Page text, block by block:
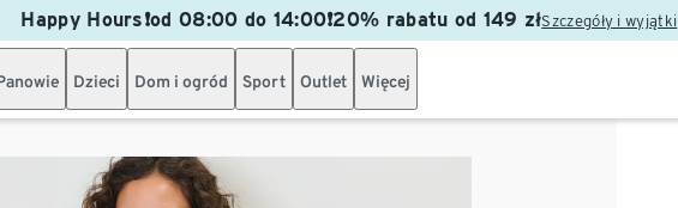
Happy Hours❗od 08:00 do 14:00❗20% rabatu od 149 złSzczegóły i wyjątki
Dzieci Dom i ogród Sport Outlet Więcej